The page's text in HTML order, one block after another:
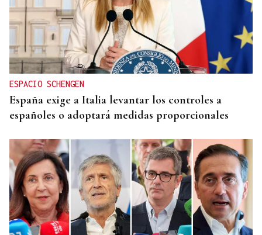
ESPACIO SCHENGEN
España exige a Italia levantar los controles a
españoles o adoptará medidas proporcionales